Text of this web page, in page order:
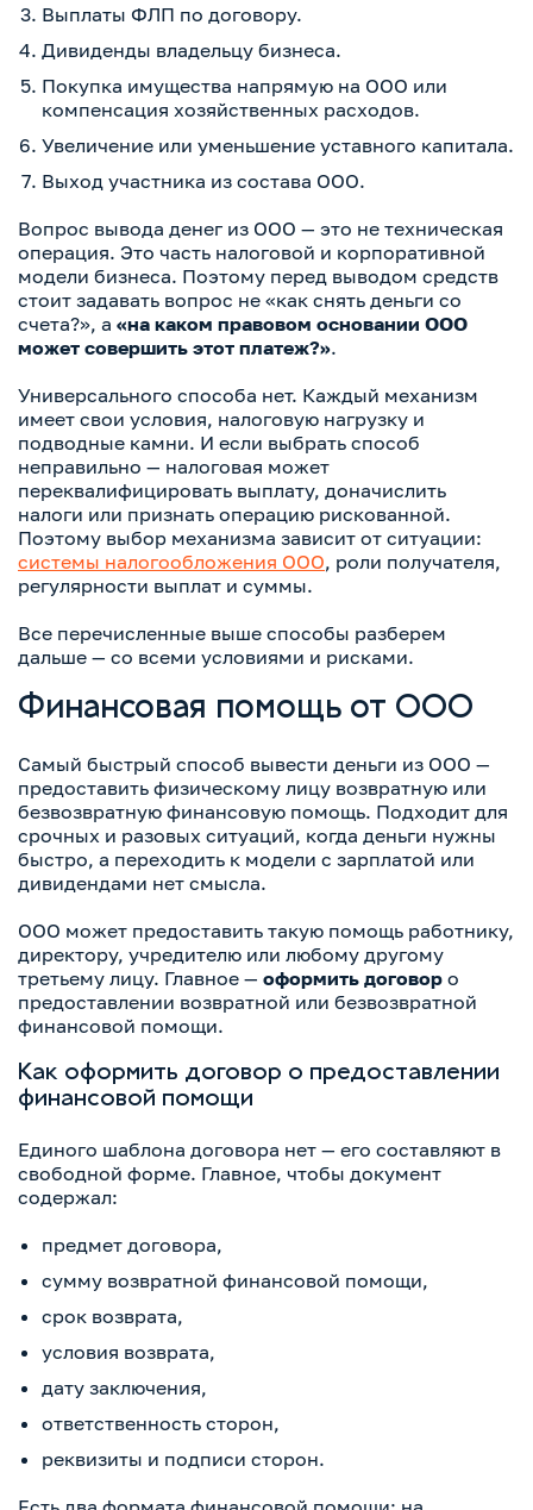
Выплаты ФЛП по договору.
Дивиденды владельцу бизнеса.
Покупка имущества напрямую на ООО или
компенсация хозяйственных расходов.
Увеличение или уменьшение уставного капитала.
Выход участника из состава ООО.
Вопрос вывода денег из ООО — это не техническая
операция. Это часть налоговой и корпоративной
модели бизнеса. Поэтому перед выводом средств
стоит задавать вопрос не «как снять деньги со
счета?», а «на каком правовом основании ООО
может совершить этот платеж?».
Универсального способа нет. Каждый механизм
имеет свои условия, налоговую нагрузку и
подводные камни. И если выбрать способ
неправильно — налоговая может
переквалифицировать выплату, доначислить
налоги или признать операцию рискованной.
Поэтому выбор механизма зависит от ситуации:
системы налогообложения ООО, роли получателя,
регулярности выплат и суммы.
Все перечисленные выше способы разберем
дальше — со всеми условиями и рисками.
Финансовая помощь от ООО
Самый быстрый способ вывести деньги из ООО —
предоставить физическому лицу возвратную или
безвозвратную финансовую помощь. Подходит для
срочных и разовых ситуаций, когда деньги нужны
быстро, а переходить к модели с зарплатой или
дивидендами нет смысла.
ООО может предоставить такую помощь работнику,
директору, учредителю или любому другому
третьему лицу. Главное — оформить договор о
предоставлении возвратной или безвозвратной
финансовой помощи.
Как оформить договор о предоставлении
финансовой помощи
Единого шаблона договора нет — его составляют в
свободной форме. Главное, чтобы документ
содержал:
предмет договора,
сумму возвратной финансовой помощи,
срок возврата,
условия возврата,
дату заключения,
ответственность сторон,
реквизиты и подписи сторон.